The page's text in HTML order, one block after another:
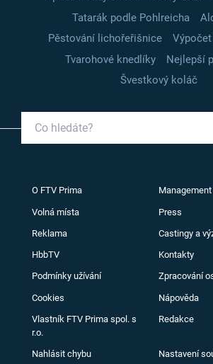
Tatarák podle Pohlreicha
Pěstování lichořeřišnice
Tvarohové knedlíky
Nejlepší
Švestkový koláč
O FTV Prima Management
Volná místa Press
Reklama Castingy a
HbbTV Kontakty
Podmínky užívání Zpracování
Cookies Nápověda
Vlastník FTV Prima spol. s
r.o.
Redakce
Nahlásit chybu Nastavení